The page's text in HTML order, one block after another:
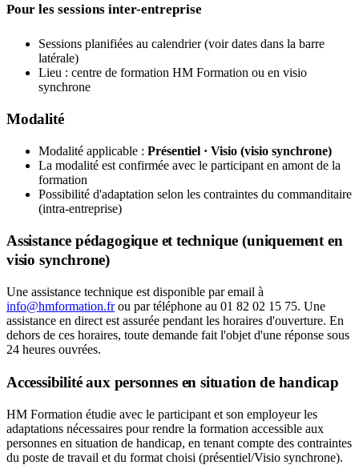
Pour les sessions inter-entreprise
Sessions planifiées au calendrier (voir dates dans la barre
latérale)
Lieu : centre de formation HM Formation ou en visio
synchrone
Modalité
Modalité applicable : Présentiel · Visio (visio synchrone)
La modalité est confirmée avec le participant en amont de la
formation
Possibilité d'adaptation selon les contraintes du commanditaire
(intra-entreprise)
Assistance pédagogique et technique (uniquement en
visio synchrone)
Une assistance technique est disponible par email à
info@hmformation.frou par téléphone au 01 82 02 15 75. Une
assistance en direct est assurée pendant les horaires d'ouverture. En
dehors de ces horaires, toute demande fait l'objet d'une réponse sous
24 heures ouvrées.
Accessibilité aux personnes en situation de handicap
HM Formation étudie avec le participant et son employeur les
adaptations nécessaires pour rendre la formation accessible aux
personnes en situation de handicap, en tenant compte des contraintes
du poste de travail et du format choisi (présentiel/Visio synchrone).